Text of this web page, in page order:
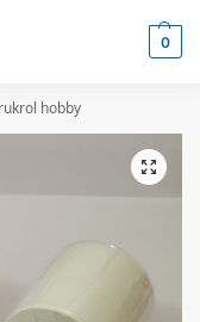
0
hobby